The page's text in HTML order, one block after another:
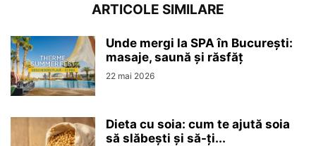
ARTICOLE SIMILARE
Unde mergi la SPA în București:
masaje, saună și răsfăț
22 mai 2026
Dieta cu soia: cum te ajută soia
să slăbești și să-ți...